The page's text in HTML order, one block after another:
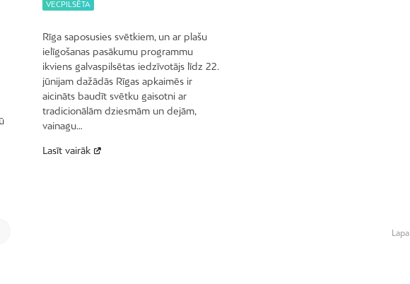
VECPILSĒTA
Rīga saposusies svētkiem, un ar plašu
ielīgošanas pasākumu programmu
ikviens galvaspilsētas iedzīvotājs līdz 22.
jūnijam dažādās Rīgas apkaimēs ir
aicināts baudīt svētku gaisotni ar
tradicionālām dziesmām un dejām,
vainagu…
Lasīt vairāk